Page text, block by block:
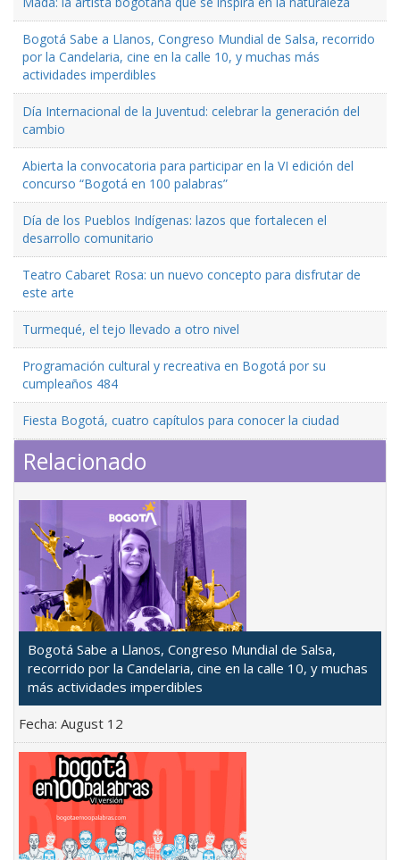
Bogotá Sabe a Llanos, Congreso Mundial de Salsa, recorrido
por la Candelaria, cine en la calle 10, y muchas más
actividades imperdibles
Día Internacional de la Juventud: celebrar la generación del
cambio
Abierta la convocatoria para participar en la VI edición del
concurso “Bogotá en 100 palabras”
Día de los Pueblos Indígenas: lazos que fortalecen el
desarrollo comunitario
Teatro Cabaret Rosa: un nuevo concepto para disfrutar de
este arte
Turmequé, el tejo llevado a otro nivel
Programación cultural y recreativa en Bogotá por su
cumpleaños 484
Fiesta Bogotá, cuatro capítulos para conocer la ciudad
Relacionado
Bogotá Sabe a Llanos, Congreso Mundial de Salsa,
recorrido por la Candelaria, cine en la calle 10, y muchas
más actividades imperdibles
Fecha: August 12